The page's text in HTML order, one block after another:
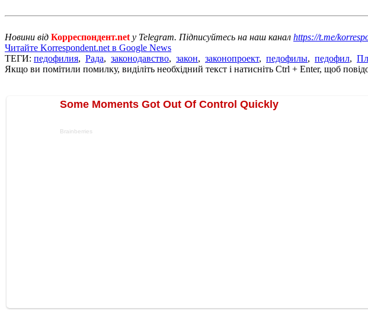
Новини від Корреспондент.net у Telegram. Підписуйтесь на наш канал https://t.me/
Читайте Korrespondent.net в Google News
ТЕГИ: педофилия, Рада, законодавство, закон, законопроект, педофилы, педофил,
Якщо ви помітили помилку, виділіть необхідний текст і натисніть Ctrl + Enter, щоб